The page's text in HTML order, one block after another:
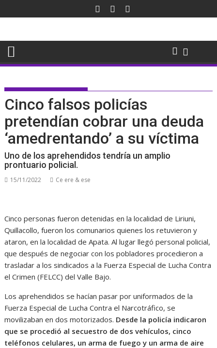
al
Cinco falsos policías
pretendían cobrar una deuda
‘amedrentando’ a su víctima
Uno de los aprehendidos tendría un amplio
prontuario policial.
15/11/2022 Ce ere & ese
Cinco personas fueron detenidas en la localidad de Liriuni,
Quillacollo, fueron los comunarios quienes los retuvieron y
ataron, en la localidad de Apata. Al lugar llegó personal policial,
que después de negociar con los pobladores procedieron a
trasladar a los sindicados a la Fuerza Especial de Lucha Contra
el Crimen (FELCC) del Valle Bajo.
Los aprehendidos se hacían pasar por uniformados de la
Fuerza Especial de Lucha Contra el Narcotráfico, se
movilizaban en dos motorizados. Desde la policía indicaron
que se procedió al secuestro de dos vehículos, cinco
teléfonos celulares, un arma de fuego y un arma de aire